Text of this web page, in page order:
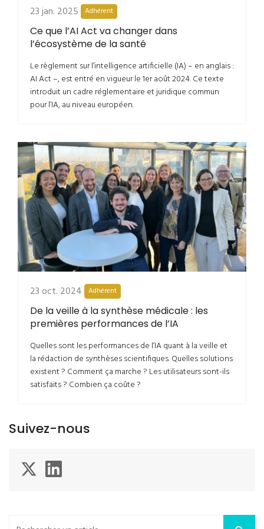
23 jan. 2025 Adhérent
Ce que l’AI Act va changer dans
l’écosystème de la santé
Le règlement sur l’intelligence artificielle (IA) – en anglais :
AI Act –, est entré en vigueur le 1er août 2024. Ce texte
introduit un cadre réglementaire et juridique commun
pour l’IA, au niveau européen.
23 oct. 2024 Adhérent
De la veille à la synthèse médicale : les
premières performances de l’IA
Quelles sont les performances de l’IA quant à la veille et
la rédaction de synthèses scientifiques. Quelles solutions
existent ? Comment ça marche ? Les utilisateurs sont-ils
satisfaits ? Combien ça coûte ?
Suivez-nous